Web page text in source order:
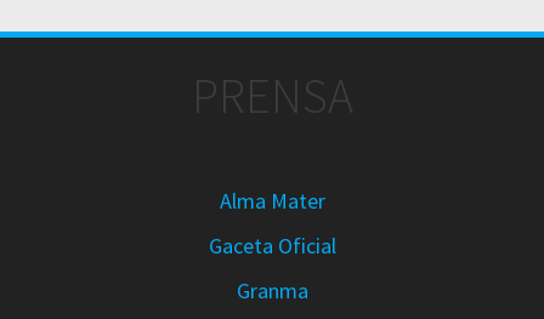
PRENSA
Alma Mater
Gaceta Oficial
Granma